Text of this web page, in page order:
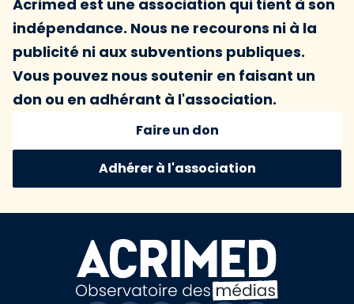
Acrimed est une association qui tient à son
indépendance. Nous ne recourons ni à la
publicité ni aux subventions publiques.
Vous pouvez nous soutenir en faisant un
don ou en adhérant à l'association.
Faire un don
Adhérer à l'association